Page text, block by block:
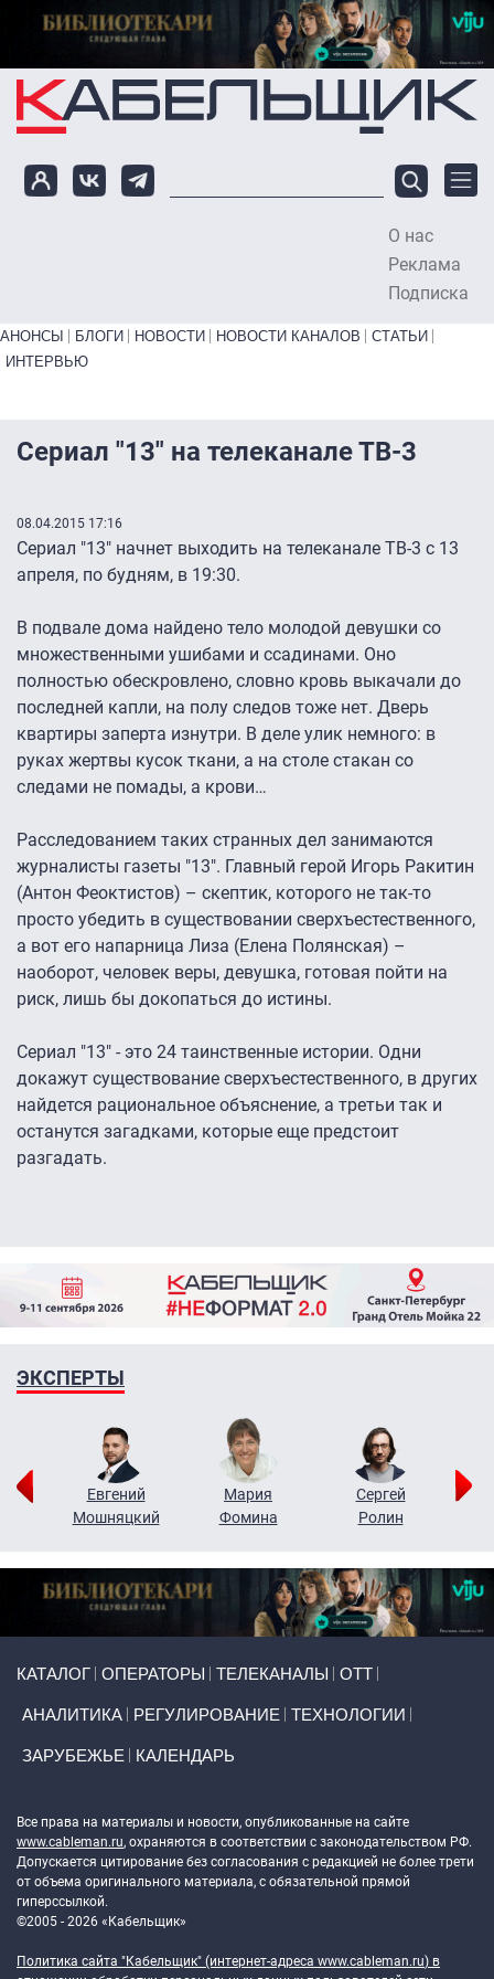
Перейти к основному содержанию
О нас
Реклама
Подписка
Primary links bottom
АНОНСЫ БЛОГИ НОВОСТИ НОВОСТИ КАНАЛОВ
СТАТЬИ
ИНТЕРВЬЮ
Сериал "13" на телеканале ТВ-3
08.04.2015 17:16
Сериал "13" начнет выходить на телеканале ТВ-3 с 13
апреля, по будням, в 19:30.
В подвале дома найдено тело молодой девушки со
множественными ушибами и ссадинами. Оно
полностью обескровлено, словно кровь выкачали до
последней капли, на полу следов тоже нет. Дверь
квартиры заперта изнутри. В деле улик немного: в
руках жертвы кусок ткани, а на столе стакан со
следами не помады, а крови…
Расследованием таких странных дел занимаются
журналисты газеты "13". Главный герой Игорь Ракитин
(Антон Феоктистов) – скептик, которого не так-то
просто убедить в существовании сверхъестественного,
а вот его напарница Лиза (Елена Полянская) –
наоборот, человек веры, девушка, готовая пойти на
риск, лишь бы докопаться до истины.
Сериал "13" - это 24 таинственные истории. Одни
докажут существование сверхъестественного, в других
найдется рациональное объяснение, а третьи так и
останутся загадками, которые еще предстоит
разгадать.
ЭКСПЕРТЫ
Евгений
Мошняцкий
Мария
Фомина
Сергей
Ролин
КАТАЛОГ ОПЕРАТОРЫ ТЕЛЕКАНАЛЫ ОТТ
АНАЛИТИКА РЕГУЛИРОВАНИЕ ТЕХНОЛОГИИ
ЗАРУБЕЖЬЕ КАЛЕНДАРЬ
Все права на материалы и новости, опубликованные на сайте
www.cableman.ru, охраняются в соответствии с законодательством РФ.
Допускается цитирование без согласования с редакцией не более трети
от объема оригинального материала, с обязательной прямой
гиперссылкой.
©2005 - 2026 «Кабельщик»
Политика сайта "Кабельщик" (интернет-адреса www.cableman.ru) в